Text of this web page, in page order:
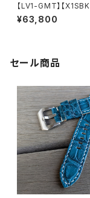
【LV1-GMT】【X1SBK
ドーム/G002】24時
ロープベゼル 20気圧
¥63,800
セール商品